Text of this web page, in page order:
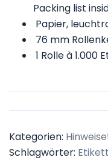
Packing list
Papier,
76 mm
1 Rolle à 1.000
Kategorien:
Schlagwörter: